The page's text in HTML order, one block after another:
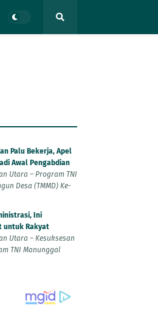
Palu Bekerja, Apel
Awal Pengabdian
Utara – Program TNI
Desa (TMMD) Ke-
Ini
untuk Rakyat
Utara – Kesuksesan
TNI Manunggal